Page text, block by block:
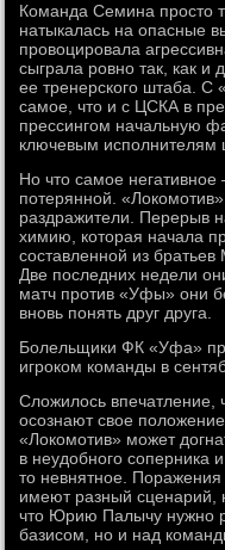
Команда Семина просто
натыкалась на опасные
провоцировала
сыграла ровно так, как и
ее тренерского штаба. С
самое, что и с ЦСКА в
прессингом начальную
ключевым исполнителям
Но что самое
потерянной.
раздражители. Перерыв
химию, которая начала
составленной из
Две последних недели
матч против «Уфы» они
вновь понять друг друга.
Болельщики ФК «Уфа»
игроком команды в
Сложилось впечатление,
осознают свое
«Локомотив» может
в неудобного соперника
то невнятное.
имеют разный сценарий,
что Юрию Палычу нужно
базисом, но и над